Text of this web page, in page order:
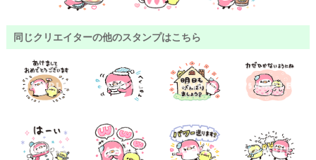
同じクリエイターの他のスタンプはこちら